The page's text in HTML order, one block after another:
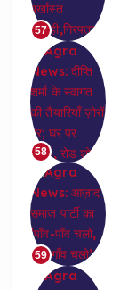
57
58
59